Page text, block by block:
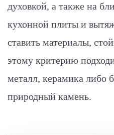
духовкой, а также на
кухонной плиты и
ставить материалы,
этому критерию
металл, керамика либо
природный камень.